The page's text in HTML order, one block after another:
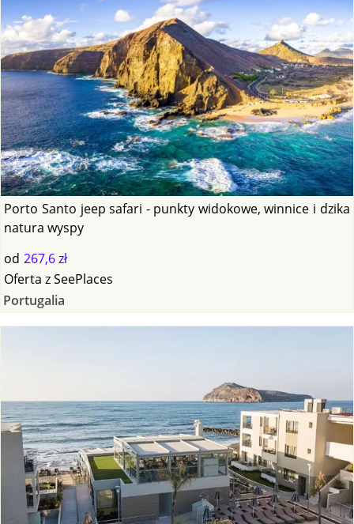
Porto Santo jeep safari - punkty widokowe, winnice i dzika
natura wyspy
od 267,6 zł
Oferta zSeePlaces
Portugalia